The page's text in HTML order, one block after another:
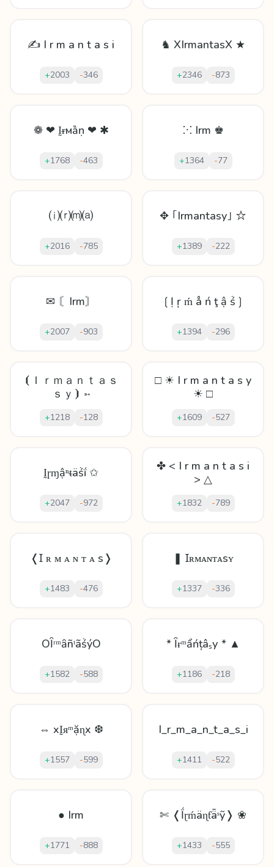
✍ I r m a n t a s i
+2003 -346
♞ XIrmantasX ★
+2346 -873
❁ ❤ Ḭᵲмȁṇ ❤ ✱
+1768 -463
⁙ Irm ♚
+1364 -77
⒤⒭⒨⒜
+2016 -785
✥ ｢Irmantasy｣ ☆
+1389 -222
✉ 〘Irm〙
+2007 -903
❲Ị ŗ ḿ å ń ţ ậ ṥ❳
+1394 -296
⦗Ｉｒｍａｎｔａｓ
ｓｙ⦘ ➳
+1218 -128
□ ☀ I r m a n t a s y
☀ □
+1609 -527
Ḭɼɱậⁿᵵäṥḯ ✩
+2047 -972
✤ < I r m a n t a s i
> △
+1832 -789
❬Ɪ ʀ ᴍ ᴀ ɴ ᴛ ᴀ s❭
+1483 -476
❚ Ɪʀᴍᴀɴᴛᴀsʏ
+1337 -336
OȊʳᵐȃñᵗãṥýO
+1582 -588
* Ȋɍᵐẩńțâₛу * ▲
+1186 -218
⇔ xḬᴙᵐặɳx ❆
+1557 -599
I_r_m_a_n_t_a_s_i
+1411 -522
● Irm
+1771 -888
✄ ❬Ḯɽḿäɳƭǟˢỹ❭ ❀
+1433 -555